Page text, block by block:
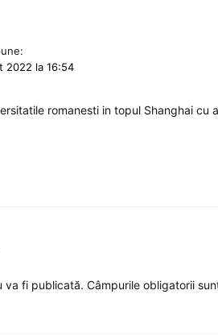
2022 la 16:54
romanesti in topul Shanghai cu
va fi publicată. Câmpurile obligatorii